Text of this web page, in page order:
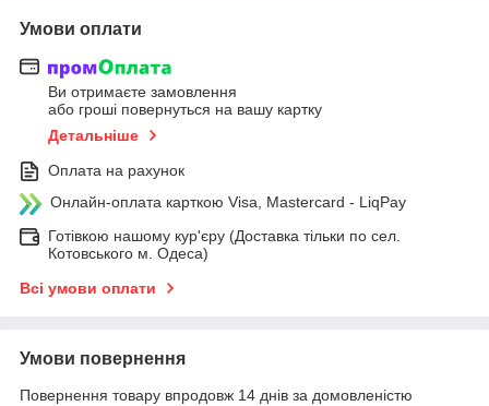
Умови оплати
Ви отримаєте замовлення
або гроші повернуться на вашу картку
Детальніше
Оплата на рахунок
Онлайн-оплата карткою Visa, Mastercard - LiqPay
Готівкою нашому кур'єру (Доставка тільки по сел.
Котовського м. Одеса)
Всі умови оплати
Умови повернення
Повернення товару впродовж 14 днів за домовленістю